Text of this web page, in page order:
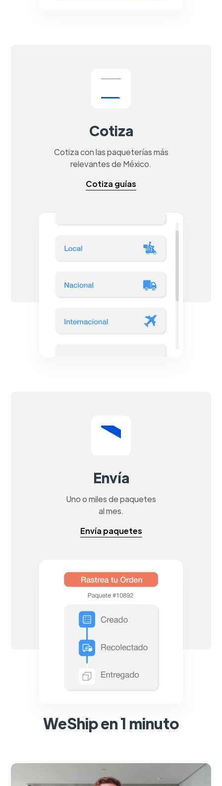
Cotiza
Cotiza con las paqueterías más
relevantes de México.
Cotiza guías
Envía
Uno o miles de paquetes
al mes.
Envía paquetes
WeShip en 1 minuto